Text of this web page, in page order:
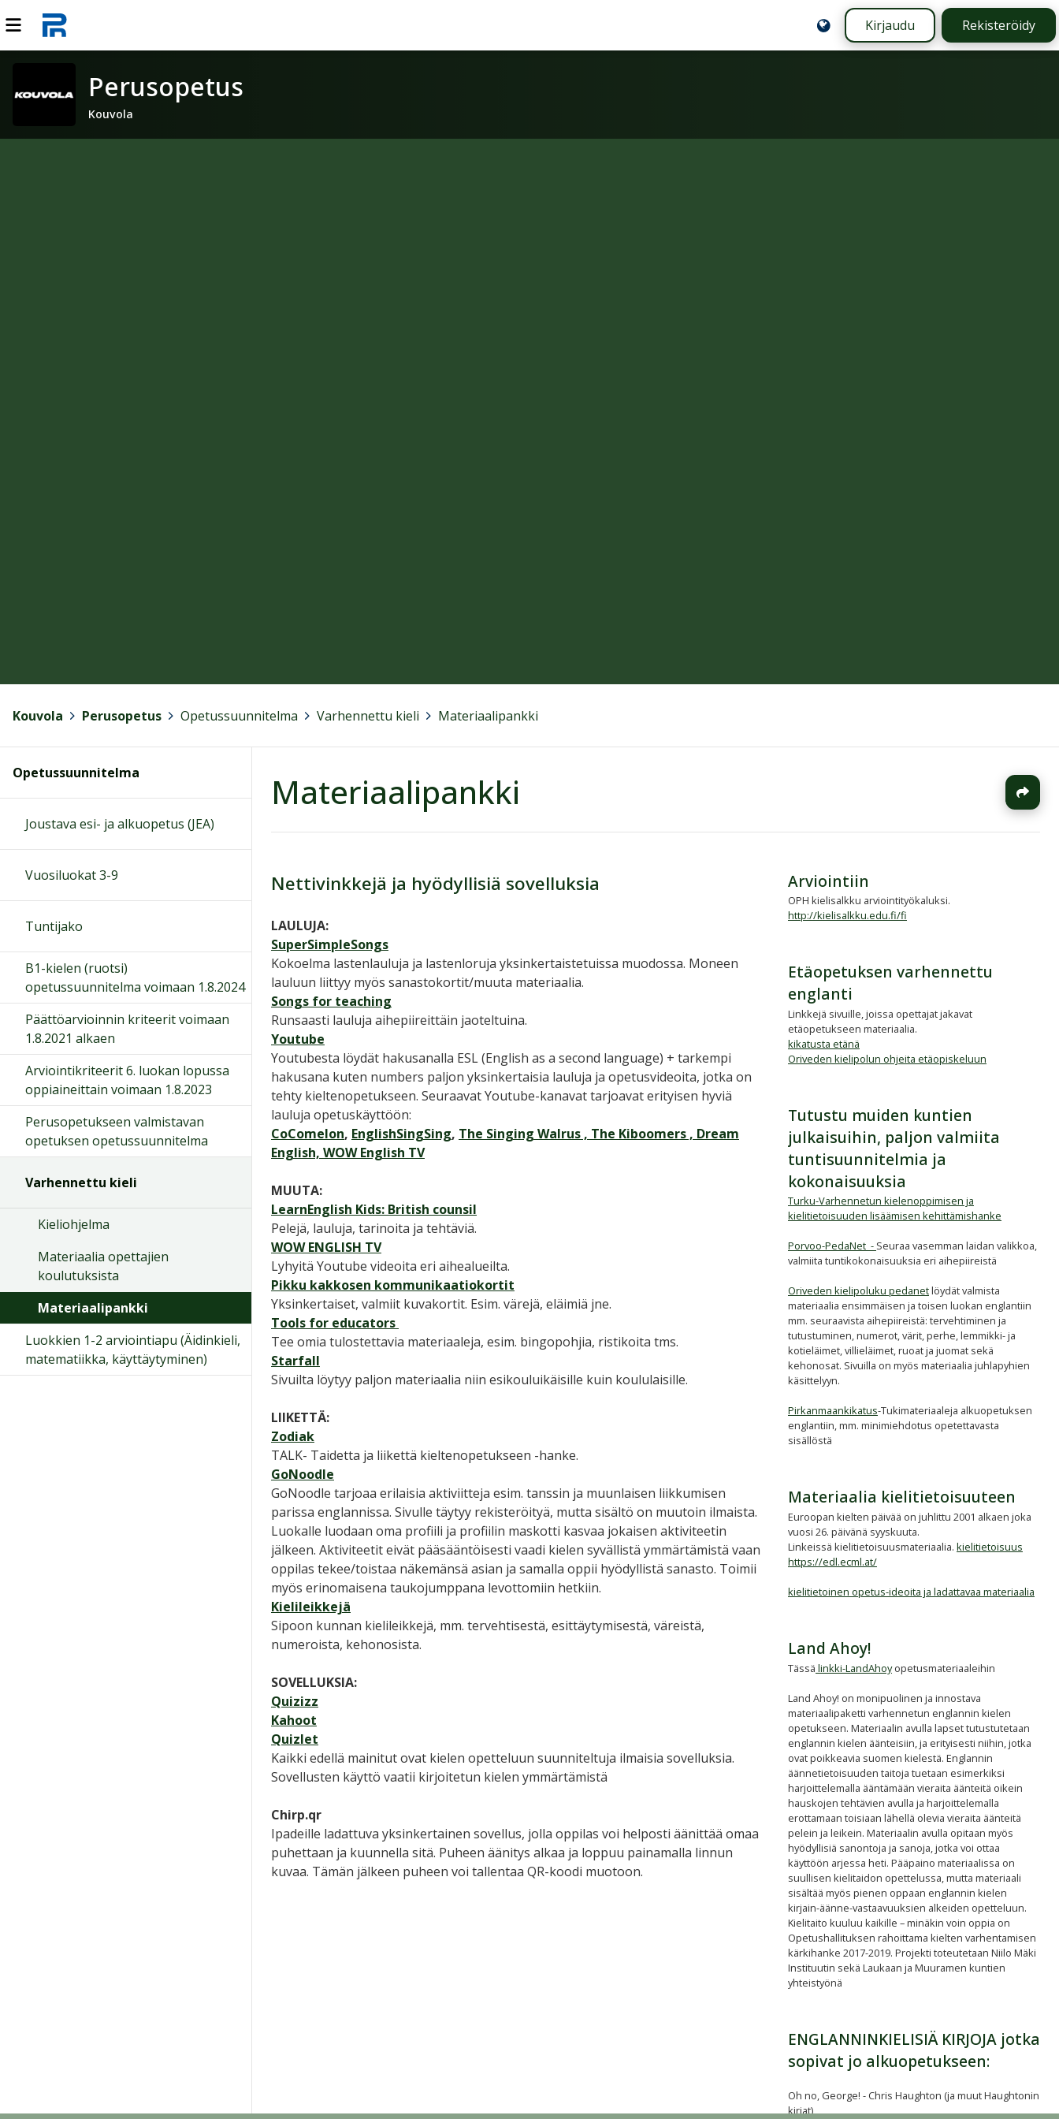
Kirjaudu Rekisteröidy
Perusopetus
Kouvola
Kouvola Perusopetus Opetussuunnitelma Varhennettu kieli Materiaalipankki
Materiaalipankki
Nettivinkkejä ja hyödyllisiä sovelluksia
LAULUJA:
SuperSimpleSongs
Kokoelma lastenlauluja ja lastenloruja yksinkertaistetuissa muodossa. Moneen
lauluun liittyy myös sanastokortit/muuta materiaalia.
Songs for teaching
Runsaasti lauluja aihepiireittäin jaoteltuina.
Youtube
Youtubesta löydät hakusanalla ESL (English as a second language) + tarkempi
hakusana kuten numbers paljon yksinkertaisia lauluja ja opetusvideoita, jotka on
tehty kieltenopetukseen. Seuraavat Youtube-kanavat tarjoavat erityisen hyviä
lauluja opetuskäyttöön:
CoComelon, EnglishSingSing, The Singing Walrus , The Kiboomers , Dream
English, WOW English TV
MUUTA:
LearnEnglish Kids: British counsil
Pelejä, lauluja, tarinoita ja tehtäviä.
WOW ENGLISH TV
Lyhyitä Youtube videoita eri aihealueilta.
Pikku kakkosen kommunikaatiokortit
Yksinkertaiset, valmiit kuvakortit. Esim. värejä, eläimiä jne.
Tools for educators
Tee omia tulostettavia materiaaleja, esim. bingopohjia, ristikoita tms.
Starfall
Sivuilta löytyy paljon materiaalia niin esikouluikäisille kuin koululaisille.
LIIKETTÄ:
Zodiak
TALK- Taidetta ja liikettä kieltenopetukseen -hanke.
GoNoodle
GoNoodle tarjoaa erilaisia aktiviitteja esim. tanssin ja muunlaisen liikkumisen
parissa englannissa. Sivulle täytyy rekisteröityä, mutta sisältö on muutoin ilmaista.
Luokalle luodaan oma profiili ja profiilin maskotti kasvaa jokaisen aktiviteetin
jälkeen. Aktiviteetit eivät pääsääntöisesti vaadi kielen syvällistä ymmärtämistä vaan
oppilas tekee/toistaa näkemänsä asian ja samalla oppii hyödyllistä sanasto. Toimii
myös erinomaisena taukojumppana levottomiin hetkiin.
Kielileikkejä
Sipoon kunnan kielileikkejä, mm. tervehtisestä, esittäytymisestä, väreistä,
numeroista, kehonosista.
SOVELLUKSIA:
Quizizz
Kahoot
Quizlet
Kaikki edellä mainitut ovat kielen opetteluun suunniteltuja ilmaisia sovelluksia.
Sovellusten käyttö vaatii kirjoitetun kielen ymmärtämistä
Chirp.qr
Ipadeille ladattuva yksinkertainen sovellus, jolla oppilas voi helposti äänittää omaa
puhettaan ja kuunnella sitä. Puheen äänitys alkaa ja loppuu painamalla linnun
kuvaa. Tämän jälkeen puheen voi tallentaa QR-koodi muotoon.
Arviointiin
OPH kielisalkku arviointityökaluksi.
http://kielisalkku.edu.fi/fi
Etäopetuksen varhennettu
englanti
Linkkejä sivuille, joissa opettajat jakavat
etäopetukseen materiaalia.
kikatusta etänä
Oriveden kielipolun ohjeita etäopiskeluun
Tutustu muiden kuntien
julkaisuihin, paljon valmiita
tuntisuunnitelmia ja
kokonaisuuksia
Turku-Varhennetun kielenoppimisen ja
kielitietoisuuden lisäämisen kehittämishanke
Porvoo-PedaNet - Seuraa vasemman laidan valikkoa,
valmiita tuntikokonaisuuksia eri aihepiireistä
Oriveden kielipoluku pedanetlöydät valmista
materiaalia ensimmäisen ja toisen luokan englantiin
mm. seuraavista aihepiireistä: tervehtiminen ja
tutustuminen, numerot, värit, perhe, lemmikki- ja
kotieläimet, villieläimet, ruoat ja juomat sekä
kehonosat. Sivuilla on myös materiaalia juhlapyhien
käsittelyyn.
Pirkanmaankikatus-Tukimateriaaleja alkuopetuksen
englantiin, mm. minimiehdotus opetettavasta
sisällöstä
Materiaalia kielitietoisuuteen
Euroopan kielten päivää on juhlittu 2001 alkaen joka
vuosi 26. päivänä syyskuuta.
Linkeissä kielitietoisuusmateriaalia. kielitietoisuus
https://edl.ecml.at/
kielitietoinen opetus-ideoita ja ladattavaa materiaalia
Land Ahoy!
Tässä linkki-LandAhoyopetusmateriaaleihin
Land Ahoy! on monipuolinen ja innostava
materiaalipaketti varhennetun englannin kielen
opetukseen. Materiaalin avulla lapset tutustutetaan
englannin kielen äänteisiin, ja erityisesti niihin, jotka
ovat poikkeavia suomen kielestä. Englannin
äännetietoisuuden taitoja tuetaan esimerkiksi
harjoittelemalla ääntämään vieraita äänteitä oikein
hauskojen tehtävien avulla ja harjoittelemalla
erottamaan toisiaan lähellä olevia vieraita äänteitä
pelein ja leikein. Materiaalin avulla opitaan myös
hyödyllisiä sanontoja ja sanoja, jotka voi ottaa
käyttöön arjessa heti. Pääpaino materiaalissa on
suullisen kielitaidon opettelussa, mutta materiaali
sisältää myös pienen oppaan englannin kielen
kirjain-äänne-vastaavuuksien alkeiden opetteluun.
Kielitaito kuuluu kaikille – minäkin voin oppia on
Opetushallituksen rahoittama kielten varhentamisen
kärkihanke 2017-2019. Projekti toteutetaan Niilo Mäki
Instituutin sekä Laukaan ja Muuramen kuntien
yhteistyönä
ENGLANNINKIELISIÄ KIRJOJA jotka
sopivat jo alkuopetukseen:
Oh no, George! - Chris Haughton (ja muut Haughtonin
kirjat)
Opetussuunnitelma
Joustava esi- ja alkuopetus (JEA)
Vuosiluokat 3-9
Tuntijako
B1-kielen (ruotsi)
opetussuunnitelma voimaan 1.8.2024
Päättöarvioinnin kriteerit voimaan
1.8.2021 alkaen
Arviointikriteerit 6. luokan lopussa
oppiaineittain voimaan 1.8.2023
Perusopetukseen valmistavan
opetuksen opetussuunnitelma
Varhennettu kieli
Kieliohjelma
Materiaalia opettajien
koulutuksista
Materiaalipankki
Luokkien 1-2 arviointiapu (Äidinkieli,
matematiikka, käyttäytyminen)